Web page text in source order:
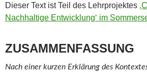
Dieser Text ist Teil des Lehrprojektes
Nachhaltige Entwicklung‘ im
ZUSAMMENFASSUNG
Nach einer kurzen Erklärung des